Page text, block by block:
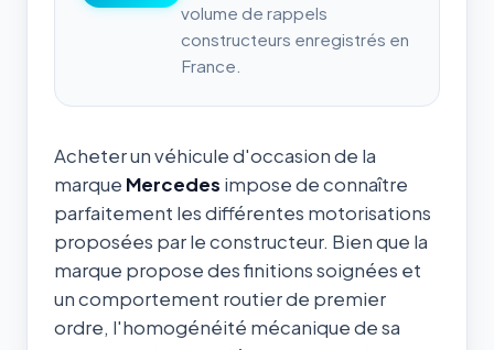
volume de rappels
constructeurs enregistrés en
France.
Acheter un véhicule d'occasion de la
marque Mercedes impose de connaître
parfaitement les différentes motorisations
proposées par le constructeur. Bien que la
marque propose des finitions soignées et
un comportement routier de premier
ordre, l'homogénéité mécanique de sa